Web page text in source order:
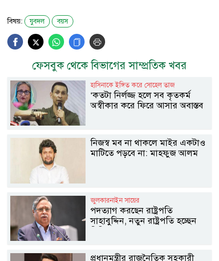
বিষয়: যুবদল বয়স
ফেসবুক থেকে বিভাগের সাম্প্রতিক খবর
হাসিনাকে ইঙ্গিত করে সোহেল তাজ
‍‘কতটা নির্লজ্জ হলে সব কৃতকর্ম
অস্বীকার করে ফিরে আসার অবাস্তব
নিজস্ব মব না থাকলে মাইর একটাও
মাটিতে পড়বে না: মাহফুজ আলম
জুলকারনাইন সায়ের
পদত্যাগ করছেন রাষ্ট্রপতি
সাহাবুদ্দিন, নতুন রাষ্ট্রপতি হচ্ছেন
প্রধানমন্ত্রীর রাজনৈতিক সহকারী